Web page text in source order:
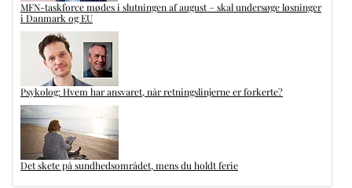
MFN-taskforce mødes i slutningen af august – skal undersøge løsninger
i Danmark og EU
Psykolog: Hvem har ansvaret, når retningslinjerne er forkerte?
Det skete på sundhedsområdet, mens du holdt ferie